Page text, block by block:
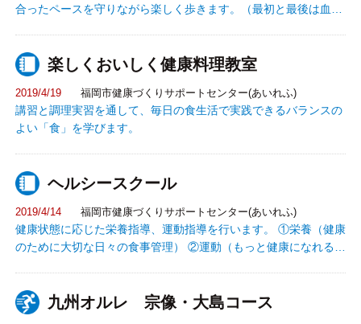
合ったペースを守りながら楽しく歩きます。（最初と最後は血圧
楽しくおいしく健康料理教室
2019/4/19 福岡市健康づくりサポートセンター(あいれふ)
講習と調理実習を通して、毎日の食生活で実践できるバランスの
よい「食」を学びます。
ヘルシースクール
2019/4/14 福岡市健康づくりサポートセンター(あいれふ)
健康状態に応じた栄養指導、運動指導を行います。 ①栄養（健康
のために大切な日々の食事管理） ②運動（もっと健康になれる運
九州オルレ 宗像・大島コース